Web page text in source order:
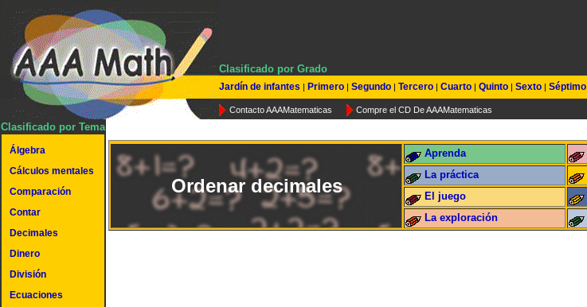
Clasificado por Grado
Jardín de infantes | Primero | Segundo | Tercero | Cuarto | Quinto | Sexto | Séptimo
Contacto AAAMatematicas Compre el CD De AAAMatematicas
Clasificado por Tema
Álgebra
Cálculos mentales
Comparación
Contar
Decimales
Dinero
División
Ecuaciones
Ordenar decimales
Aprenda
La práctica
El juego
La exploración